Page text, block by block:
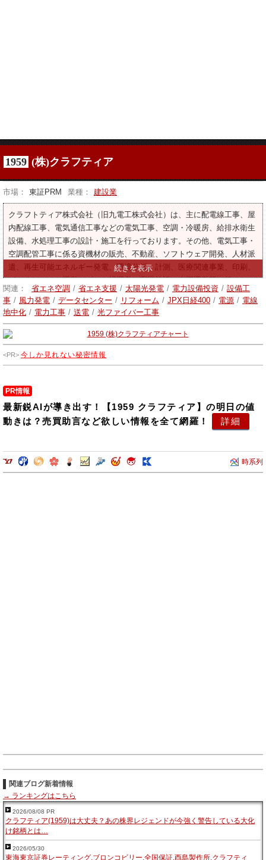
1959 (株)クラフティア
市場： 東証PRM 業種： 建設業
クラフトティア株式会社（旧九電工株式会社）は、主に配電線工事、屋
内配線工事、電気通信工事などの電気工事、空調・冷暖房、給排水衛生
設備、水処理工事の設計・施工を行っております。その他、電気工事・
空調配管工事に係る資機材の販売、不動産、ソフトウェア開発、人材派
遣、再生可能エネルギー発電、環境分析・計測、医療関連事業、印刷、
ビジネスホテル運営、ゴルフ場運営、商業施設の企画運営等も行ってお
ります。
関連： 省エネ空調 / 省エネ支援 / 太陽光発電 / 電力設備投資 / 設備工
事 / 風力発電 / データセンター / リフォーム / JPX日経400 / 電源 / 電線
地中化 / 電力工事 / 送電 / 光ファイバー工事
今しか見れない秘密情報
PR情報
最新鋭AIが導き出す！【1959 クラフティア】の明日の値
動きは？売買助言など欲しい情報を全て網羅！
詳細
時系列
関連ブログ新着情報
→ ランキングはこちら
2026/08/08 PR
クラフティア(1959)は大丈夫？あの株界レジェンドが今強く警告している大化
け銘柄とは…
2026/05/30
東海東京証券レーティング,ブロンコビリー,全国保証,酉島製作所,クラフティ